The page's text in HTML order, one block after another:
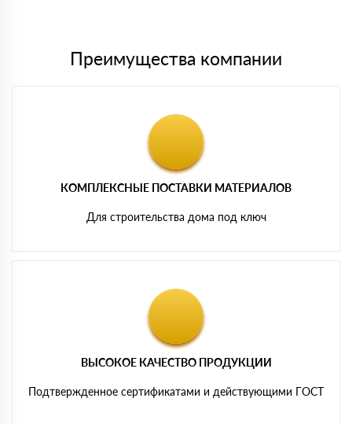
Преимущества компании
КОМПЛЕКСНЫЕ ПОСТАВКИ МАТЕРИАЛОВ
Для строительства дома под ключ
ВЫСОКОЕ КАЧЕСТВО ПРОДУКЦИИ
Подтвержденное сертификатами и действующими ГОСТ